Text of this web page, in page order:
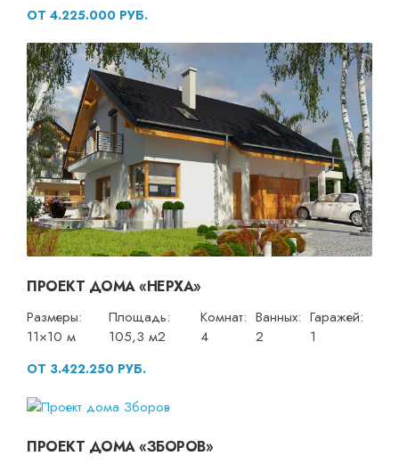
ОТ 4.225.000 РУБ.
ПРОЕКТ ДОМА «НЕРХА»
Размеры:
11×10 м
Площадь:
105,3 м2
Комнат:
4
Ванных:
2
Гаражей:
1
ОТ 3.422.250 РУБ.
ПРОЕКТ ДОМА «ЗБОРОВ»